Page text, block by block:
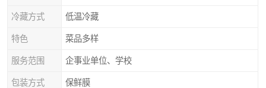
冷藏方式 低温冷藏
特色 菜品多样
服务范围 企事业单位、学校
包装方式 保鲜膜